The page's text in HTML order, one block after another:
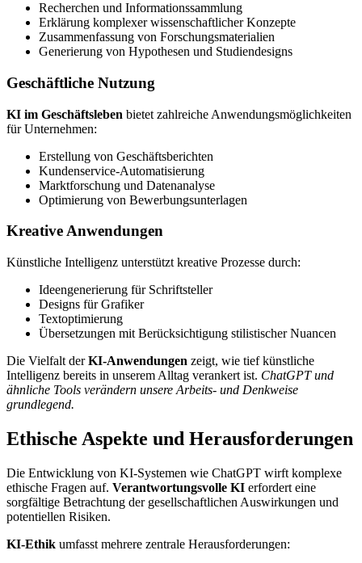
Recherchen und Informationssammlung
Erklärung komplexer wissenschaftlicher Konzepte
Zusammenfassung von Forschungsmaterialien
Generierung von Hypothesen und Studiendesigns
Geschäftliche Nutzung
KI im Geschäftsleben bietet zahlreiche Anwendungsmöglichkeiten
für Unternehmen:
Erstellung von Geschäftsberichten
Kundenservice-Automatisierung
Marktforschung und Datenanalyse
Optimierung von Bewerbungsunterlagen
Kreative Anwendungen
Künstliche Intelligenz unterstützt kreative Prozesse durch:
Ideengenerierung für Schriftsteller
Designs für Grafiker
Textoptimierung
Übersetzungen mit Berücksichtigung stilistischer Nuancen
Die Vielfalt derKI-Anwendungen zeigt, wie tief künstliche
Intelligenz bereits in unserem Alltag verankert ist. ChatGPT und
ähnliche Tools verändern unsere Arbeits- und Denkweise
grundlegend.
Ethische Aspekte und Herausforderungen
Die Entwicklung von KI-Systemen wie ChatGPT wirft komplexe
ethische Fragen auf. Verantwortungsvolle KI erfordert eine
sorgfältige Betrachtung der gesellschaftlichen Auswirkungen und
potentiellen Risiken.
KI-Ethik umfasst mehrere zentrale Herausforderungen: